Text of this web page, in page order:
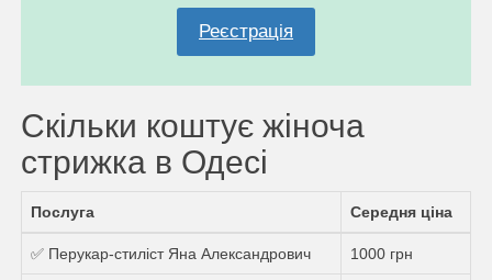
Реєстрація
Скільки коштує жіноча
стрижка в Одесі
Послуга Середня ціна
✅ Перукар-стиліст Яна Александрович 1000 грн